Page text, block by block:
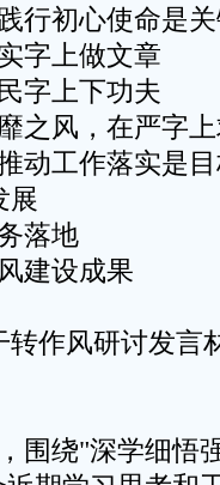
行初心使命是
字上做文章
字上下功夫
之风，在严字
动工作落实是
展
落地
建设成果
转作风研讨发言
围绕"深学细悟